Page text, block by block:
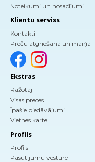
Noteikumi un nosacījumi
Klientu serviss
Kontakti
Preču atgriešana un maiņa
Ekstras
Ražotāji
Visas preces
Īpašie piedāvājumi
Vietnes karte
Profils
Profils
Pasūtījumu vēsture